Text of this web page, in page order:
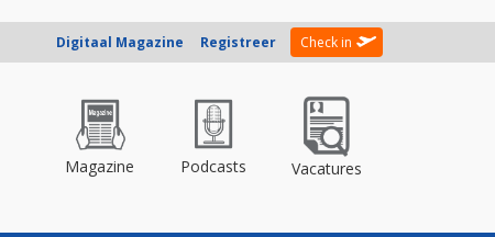
Digitaal Magazine Registreer Check in
Magazine Podcasts Vacatures